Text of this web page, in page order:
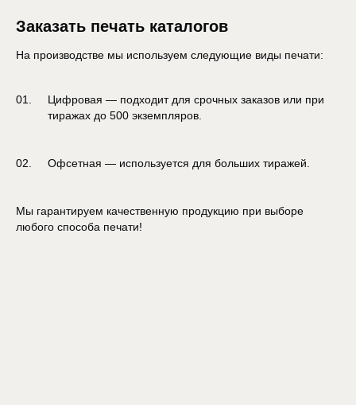
Заказать печать каталогов
На производстве мы используем следующие виды печати:
Цифровая — подходит для срочных заказов или при
тиражах до 500 экземпляров.
Офсетная — используется для больших тиражей.
Мы гарантируем качественную продукцию при выборе
любого способа печати!